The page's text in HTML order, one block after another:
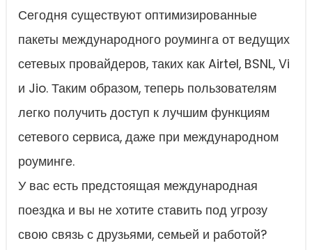
Сегодня существуют оптимизированные
пакеты международного роуминга от ведущих
сетевых провайдеров, таких как Airtel, BSNL, Vi
и Jio. Таким образом, теперь пользователям
легко получить доступ к лучшим функциям
сетевого сервиса, даже при международном
роуминге.
У вас есть предстоящая международная
поездка и вы не хотите ставить под угрозу
свою связь с друзьями, семьей и работой?